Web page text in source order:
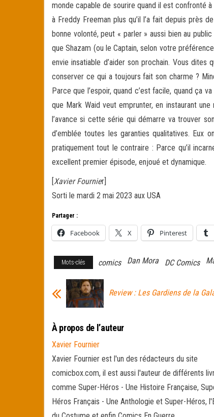
monde capable de sourire quand il est confronté
à Freddy Freeman plus qu’il l’a fait depuis près
bonne volonté, peut « parler » aussi bien au
que Shazam (ou le Captain, selon votre
envie insatiable d’aider son prochain. Vous
conserver ce qui a toujours fait son charme ?
Parce que l’espoir, quand c’est facile, quand ça
que Mark Waid veut emprunter, en instaurant
l’avance si cette série qui démarre va trouver
d’emblée toutes les garanties qualitatives. Eux
pratiquement tout le contraire : Parce qu’il
excellent premier épisode, enjoué et dynamique.
[Xavier Fournier]
Sorti le mardi 2 mai 2023 aux USA
Partager :
Facebook X Pinterest
Mots-clés comics Dan Mora DC Comics
Review : Les Gardiens de la
À propos de l’auteur
Xavier Fournier
Xavier Fournier est l'un des rédacteurs du site
comicbox.com, il est aussi l'auteur de différents
comme Super-Héros - Une Histoire Française,
Héros Français - Une Anthologie et Super-Héros,